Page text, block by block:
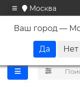
Москва
Ваш город —